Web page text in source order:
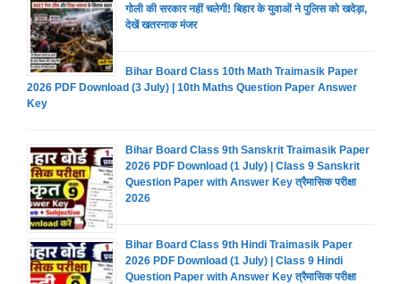
गोली की सरकार नहीं चलेगी! बिहार के युवाओं ने पुलिस को खदेड़ा,
देखें खतरनाक मंजर
Bihar Board Class 10th Math Traimasik Paper
2026 PDF Download (3 July) | 10th Maths Question Paper Answer
Key
Bihar Board Class 9th Sanskrit Traimasik Paper
2026 PDF Download (1 July) | Class 9 Sanskrit
Question Paper with Answer Key त्रैमासिक परीक्षा
2026
Bihar Board Class 9th Hindi Traimasik Paper
2026 PDF Download (1 July) | Class 9 Hindi
Question Paper with Answer Key त्रैमासिक परीक्षा